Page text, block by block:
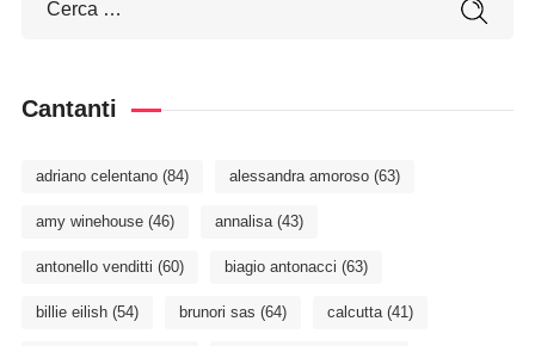
Cantanti
adriano celentano(84) alessandra amoroso(63)
amy winehouse(46) annalisa(43)
antonello venditti (60) biagio antonacci (63)
billie eilish(54) brunori sas (64) calcutta(41)